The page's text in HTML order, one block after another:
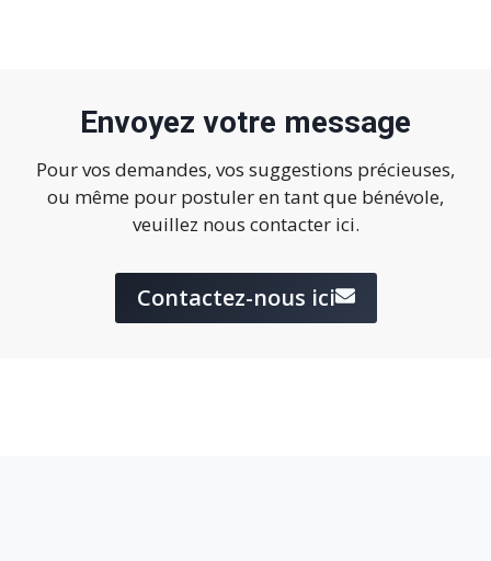
Envoyez votre message
Pour vos demandes, vos suggestions précieuses,
ou même pour postuler en tant que bénévole,
veuillez nous contacter ici.
Contactez-nous ici